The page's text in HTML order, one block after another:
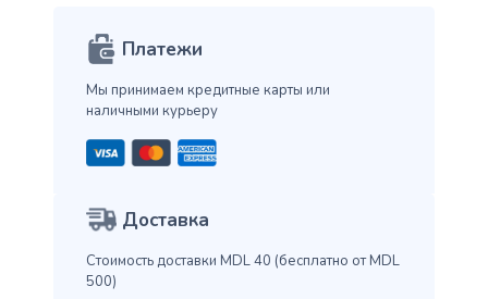
Платежи
Мы принимаем кредитные карты или
наличными курьеру
Доставка
Стоимость доставки MDL 40 (бесплатно от MDL
500)